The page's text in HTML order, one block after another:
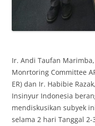
Ir. Andi Taufan
Monrtoring Committee
ER) dan Ir. Habibie
Insinyur Indonesia
mendiskusikan subyek
selama 2 hari Tanggal